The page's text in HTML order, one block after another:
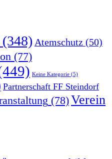
(348) Atemschutz (50)
(77)
Keine Kategorie (5)
Partnerschaft FF Steindorf
(78)Verein